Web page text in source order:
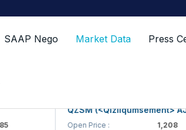
SAAP Nego Market Data Press
QZSM (<Qizilqumsement> AJ)
Open Price :
1,208